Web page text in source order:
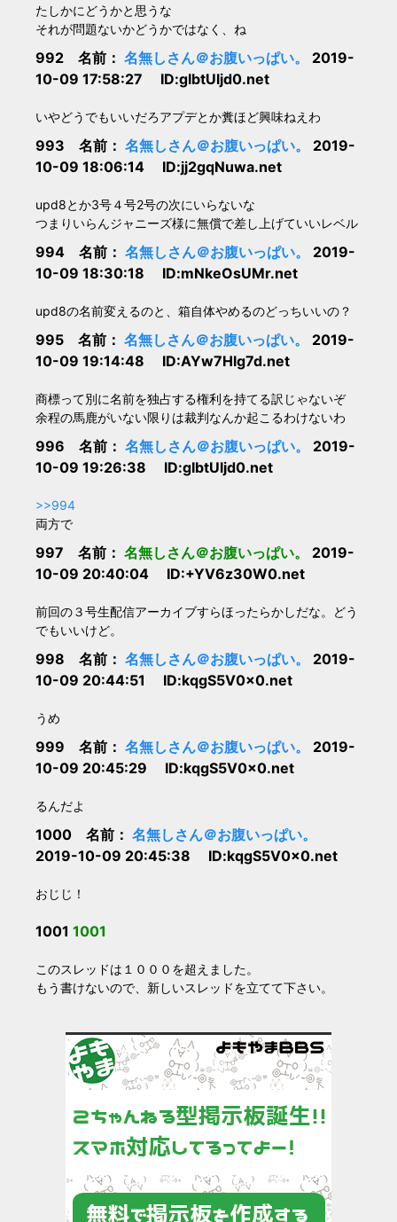
たしかにどうかと思うな
それが問題ないかどうかではなく、ね
992 名前： 名無しさん＠お腹いっぱい。 2019-
10-09 17:58:27 ID:gIbtUljd0.net
いやどうでもいいだろアプデとか糞ほど興味ねえわ
993 名前： 名無しさん＠お腹いっぱい。 2019-
10-09 18:06:14 ID:jj2gqNuwa.net
upd8とか3号４号2号の次にいらないな
つまりいらんジャニーズ様に無償で差し上げていいレベル
994 名前： 名無しさん＠お腹いっぱい。 2019-
10-09 18:30:18 ID:mNkeOsUMr.net
upd8の名前変えるのと、箱自体やめるのどっちいいの？
995 名前： 名無しさん＠お腹いっぱい。 2019-
10-09 19:14:48 ID:AYw7Hlg7d.net
商標って別に名前を独占する権利を持てる訳じゃないぞ
余程の馬鹿がいない限りは裁判なんか起こるわけないわ
996 名前： 名無しさん＠お腹いっぱい。 2019-
10-09 19:26:38 ID:gIbtUljd0.net
>>994
両方で
997 名前： 名無しさん＠お腹いっぱい。 2019-
10-09 20:40:04 ID:+YV6z30W0.net
前回の３号生配信アーカイブすらほったらかしだな。どう
でもいいけど。
998 名前： 名無しさん＠お腹いっぱい。 2019-
10-09 20:44:51 ID:kqgS5V0x0.net
うめ
999 名前： 名無しさん＠お腹いっぱい。 2019-
10-09 20:45:29 ID:kqgS5V0x0.net
るんだよ
1000 名前： 名無しさん＠お腹いっぱい。
2019-10-09 20:45:38 ID:kqgS5V0x0.net
おじじ！
1001 1001
このスレッドは１０００を超えました。
もう書けないので、新しいスレッドを立てて下さい。